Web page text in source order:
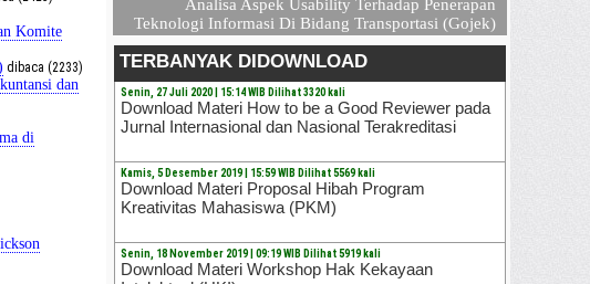
Komite
dibaca (2233)
dan
di
Analisa Aspek Usability Terhadap Penerapan
Teknologi Informasi Di Bidang Transportasi (Gojek)
TERBANYAK DIDOWNLOAD
Senin, 27 Juli 2020 | 15:14 WIB Dilihat 3320 kali
Download Materi How to be a Good Reviewer pada
Jurnal Internasional dan Nasional Terakreditasi
Kamis, 5 Desember 2019 | 15:59 WIB Dilihat 5569 kali
Download Materi Proposal Hibah Program
Kreativitas Mahasiswa (PKM)
Senin, 18 November 2019 | 09:19 WIB Dilihat 5919 kali
Download Materi Workshop Hak Kekayaan